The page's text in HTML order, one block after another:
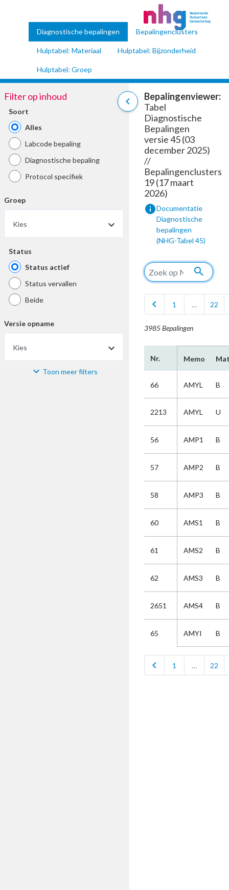
Diagnostische bepalingen Bepalingenclusters
Hulptabel: Materiaal Hulptabel: Bijzonderheid
Hulptabel: Groep
chevron_left
Filter op inhoud
Soort
Alles
Labcode bepaling
Diagnostische bepaling
Protocol specifiek
Groep
Kies
Status
Status actief
Status vervallen
Beide
Versie opname
Kies
Materiaal Toon meer filters
Bepalingenviewer:
Tabel
Diagnostische
Bepalingen
versie 45 (03
december 2025)
//
Bepalingenclusters
19 (17 maart
2026)
infoDocumentatie
Diagnostische
bepalingen
(NHG-Tabel 45)
search
chevron_left 1 … 22
3985 Bepalingen
Nr. Memo
66 AMYL B
2213 AMYL U
56 AMP1 B
57 AMP2 B
58 AMP3 B
60 AMS1 B
61 AMS2 B
62 AMS3 B
2651 AMS4 B
65 AMYI B
chevron_left 1 … 22